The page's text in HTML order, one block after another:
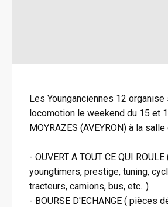
Les Younganciennes 12
locomotion le weekend du 15 et
MOYRAZES (AVEYRON) à la
- OUVERT A TOUT CE QUI
youngtimers, prestige, tuning,
tracteurs, camions, bus, etc...)
- BOURSE D'ECHANGE ( pièces